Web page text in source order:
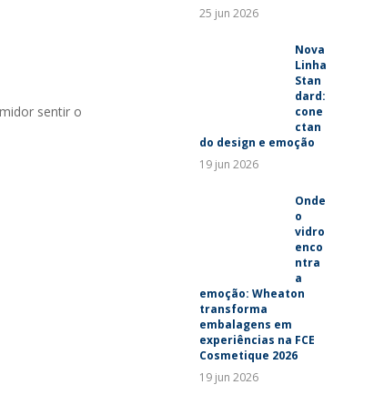
sentir o
25 jun 2026
Nova
Linha
Stan
dard:
cone
ctan
do design e emoção
19 jun 2026
Onde
o
vidro
enco
ntra
a
emoção: Wheaton
transforma
embalagens em
experiências na FCE
Cosmetique 2026
19 jun 2026